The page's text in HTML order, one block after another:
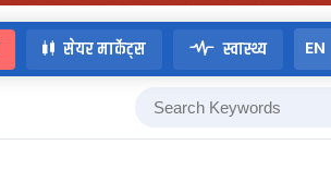
सेयर मार्केट्स स्वास्थ्य EN